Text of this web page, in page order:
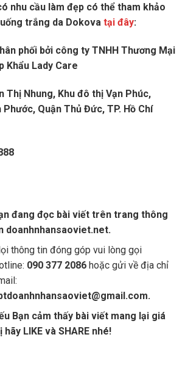
nhu cầu làm đẹp có thể tham khảo
trắng da Dokova tại đây:
phối bởi công ty TNHH Thương Mại
Khẩu Lady Care
Thị Nhung, Khu đô thị Vạn Phúc,
Phước, Quận Thủ Đức, TP. Hồ Chí
đang đọc bài viết trên trang thông
doanhnhansaoviet.net.
thông tin đóng góp vui lòng gọi
090 377 2086 hoặc gửi về địa chỉ
Bạn cảm thấy bài viết mang lại giá
hãy LIKE và SHARE nhé!